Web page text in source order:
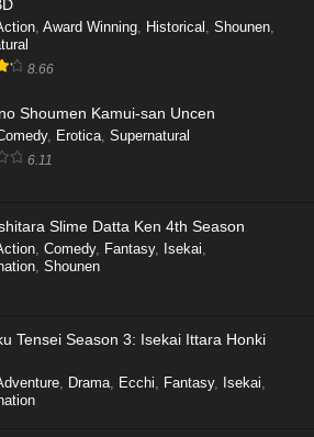
, Award Winning, Historical , Shounen,
8.66
Shoumen Kamui-san Uncen
, Erotica, Supernatural
6.11
Slime Datta Ken 4th Season
, Comedy, Fantasy, Isekai,
, Shounen
Tensei Season 3: Isekai Ittara Honki
, Drama, Ecchi, Fantasy, Isekai,